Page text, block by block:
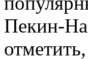
Пекин-